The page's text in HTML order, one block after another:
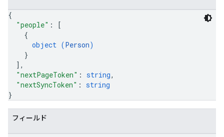
{
"people" :
[
{
object (Person)
}
] ,
"nextPageToken" : string,
"nextSyncToken" : string
}
フィールド